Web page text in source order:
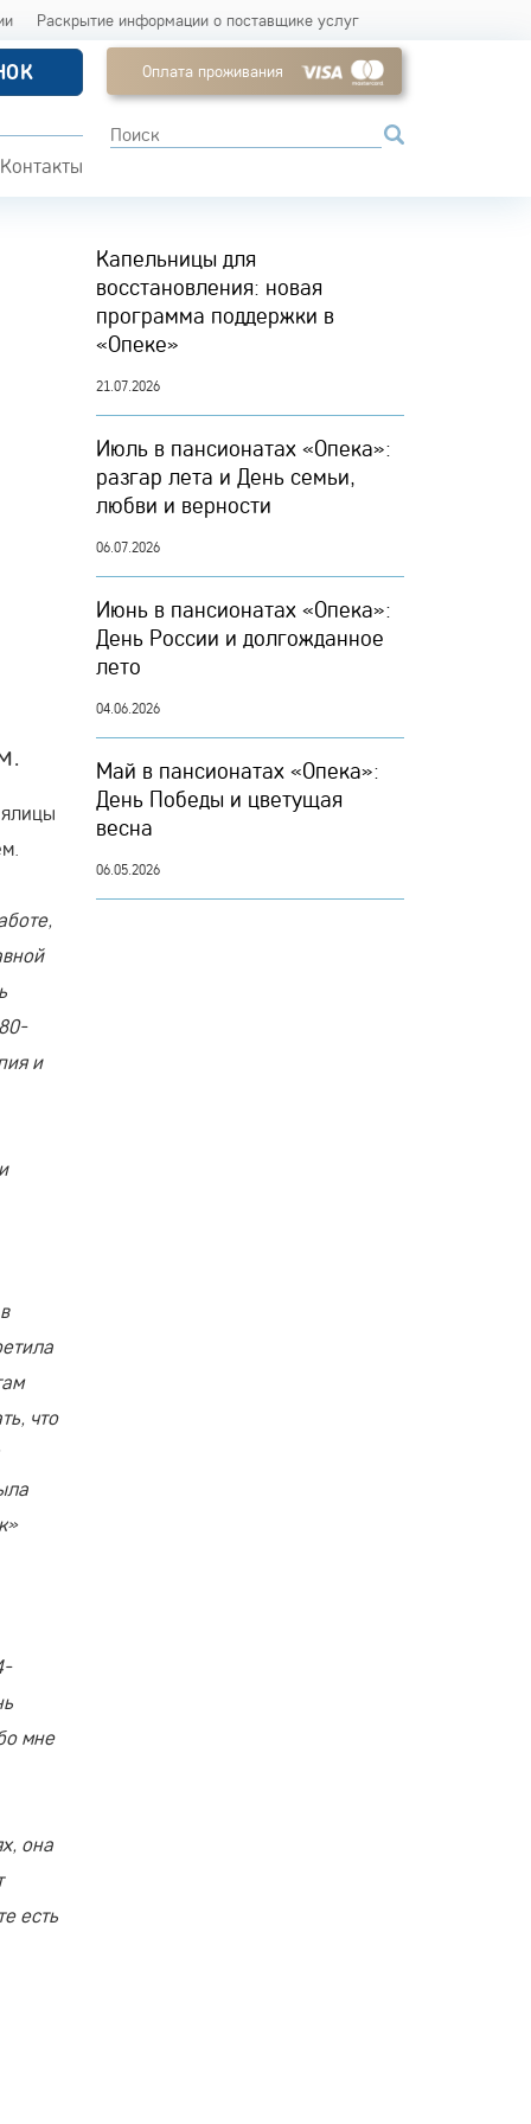
Раскрытие информации о поставщике услуг
Контакты
Оплата проживания
и
что
мне
она
есть
Капельницы для
восстановления: новая
программа поддержки в
«Опеке»
21.07.2026
Июль в пансионатах «Опека»:
разгар лета и День семьи,
любви и верности
06.07.2026
Июнь в пансионатах «Опека»:
День России и долгожданное
лето
04.06.2026
Май в пансионатах «Опека»:
День Победы и цветущая
весна
06.05.2026